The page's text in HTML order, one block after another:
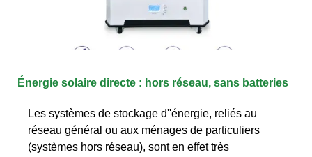
Énergie solaire directe : hors réseau, sans batteries
Les systèmes de stockage d''énergie, reliés au
réseau général ou aux ménages de particuliers
(systèmes hors réseau), sont en effet très